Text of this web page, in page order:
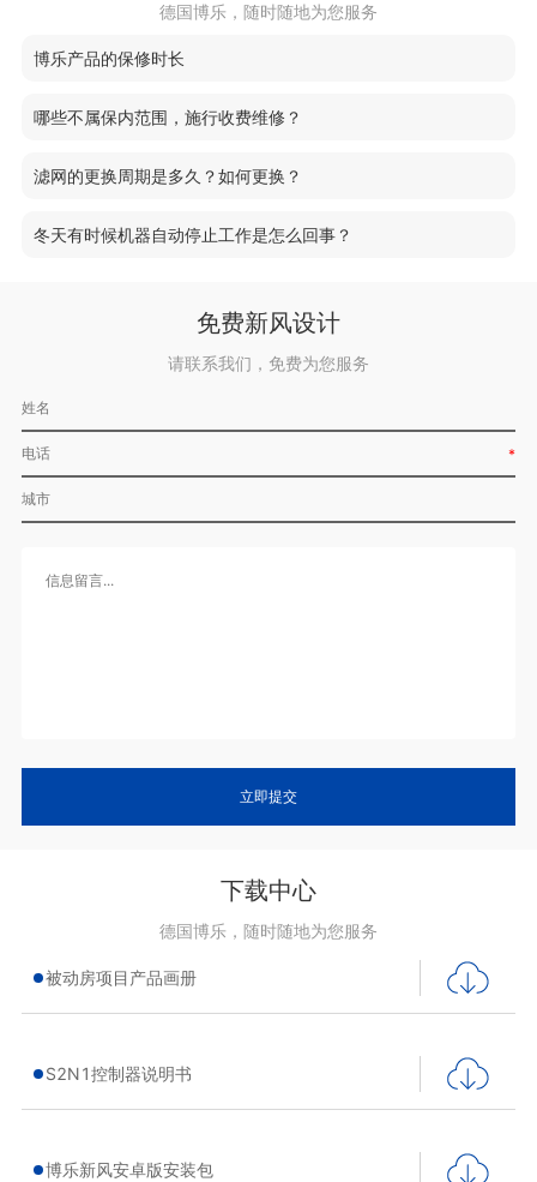
德国博乐，随时随地为您服务
博乐产品的保修时长
哪些不属保内范围，施行收费维修？
滤网的更换周期是多久？如何更换？
冬天有时候机器自动停止工作是怎么回事？
免费新风设计
请联系我们，免费为您服务
*
立即提交
下载中心
德国博乐，随时随地为您服务
被动房项目产品画册
S2N1控制器说明书
博乐新风安卓版安装包